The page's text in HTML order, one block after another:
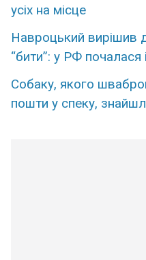
усіх на місце
Навроцький вирішив
“бити”: у РФ почалася
Собаку, якого
пошти у спеку,